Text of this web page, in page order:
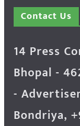
Contact Us
14 Press
Bhopal -
-
Bondriya,